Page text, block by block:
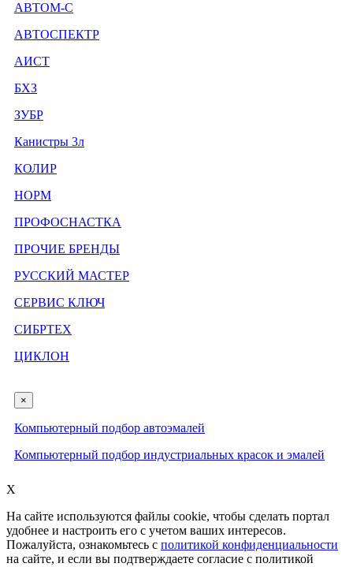
АВТОМ-С
АВТОСПЕКТР
АИСТ
БХЗ
ЗУБР
Канистры 3л
КОЛИР
НОРМ
ПРОФОСНАСТКА
ПРОЧИЕ БРЕНДЫ
РУССКИЙ МАСТЕР
СЕРВИС КЛЮЧ
СИБРТЕХ
ЦИКЛОН
×
Компьютерный подбор автоэмалей
Компьютерный подбор индустриальных красок и эмалей
X
На сайте используются файлы cookie, чтобы сделать портал
удобнее и настроить его с учетом ваших интересов.
Пожалуйста, ознакомьтесь с политикой конфиденциальности
на сайте, и если вы подтверждаете согласие с политикой